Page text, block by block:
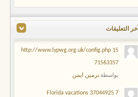
آخر التعليقات
15 http://www.lypwg.org.uk/config.php
71563357
بواسطةنرمين ايمن
7 Florida vacations 37044925